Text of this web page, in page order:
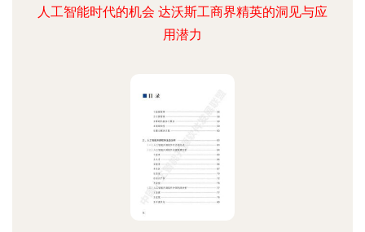
人工智能时代的机会 达沃斯工商界精英的洞见与应
用潜力